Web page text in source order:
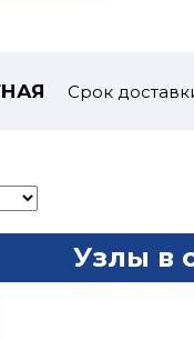
Срок
Узлы в